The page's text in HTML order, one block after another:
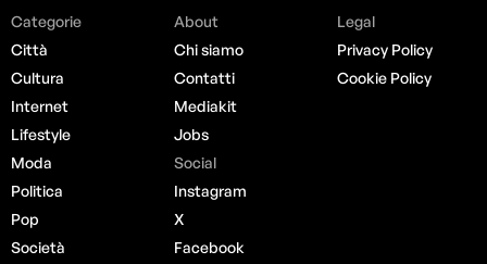
Categorie
Città
Cultura
Internet
Lifestyle
Moda
Politica
Pop
Società
About
Chi siamo
Contatti
Mediakit
Jobs
Social
Instagram
X
Facebook
Legal
Privacy Policy
Cookie Policy